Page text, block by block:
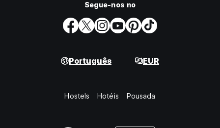
Segue-nos no
Português EUR
Hostels Hotéis Pousada